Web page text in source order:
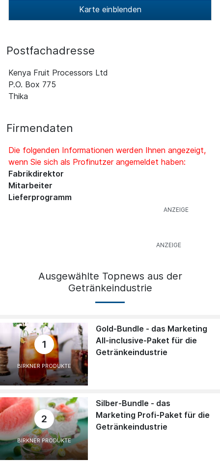
Karte einblenden
Postfachadresse
Kenya Fruit Processors Ltd
P.O. Box 775
Thika
Firmendaten
Die folgenden Informationen werden Ihnen angezeigt,
wenn Sie sich als Profinutzer angemeldet haben:
Fabrikdirektor
Mitarbeiter
Lieferprogramm
Ausgewählte Topnews aus der
Getränkeindustrie
1
BIRKNER PRODUKTE
Gold-Bundle - das Marketing
All-inclusive-Paket für die
Getränkeindustrie
2
BIRKNER PRODUKTE
Silber-Bundle - das
Marketing Profi-Paket für die
Getränkeindustrie